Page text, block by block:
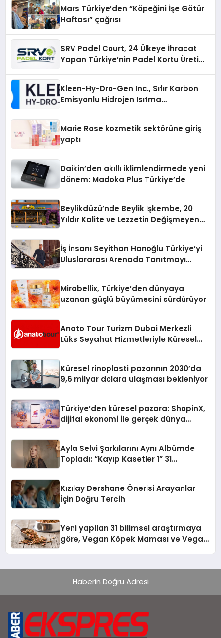
Mars Türkiye’den “Köpeğini İşe Götür
Haftası” çağrısı
SRV Padel Court, 24 Ülkeye İhracat
Yapan Türkiye’nin Padel Kortu Üretim
Kleen-Hy-Dro-Gen Inc., Sıfır Karbon
Emisyonlu Hidrojen Isıtma
Marie Rose kozmetik sektörüne giriş
yaptı
Daikin’den akıllı iklimlendirmede yeni
dönem: Madoka Plus Türkiye’de
Beylikdüzü’nde Beylik İşkembe, 20
Yıldır Kalite ve Lezzetin Değişmeyen
İş İnsanı Seyithan Hanoğlu Türkiye’yi
Uluslararası Arenada Tanıtmayı
Mirabellix, Türkiye’den dünyaya
uzanan güçlü büyümesini sürdürüyor
Anato Tour Turizm Dubai Merkezli
Lüks Seyahat Hizmetleriyle Küresel
Küresel rinoplasti pazarının 2030’da
9,6 milyar dolara ulaşması bekleniyor
Türkiye’den küresel pazara: ShopinX,
dijital ekonomi ile gerçek dünya
Ayla Selvi Şarkılarını Aynı Albümde
Topladı: “Kayıp Kasetler 1” 31
Kızılay Dershane Önerisi Arayanlar
İçin Doğru Tercih
Yeni yapilan 31 bilimsel araştırmaya
göre, Vegan Köpek Maması ve Vegan
Haberin Doğru Adresi